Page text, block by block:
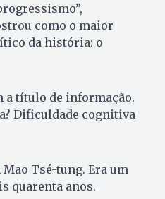
como o maior
da história: o
a título de informação.
Dificuldade cognitiva
Mao Tsé-tung. Era um
quarenta anos.